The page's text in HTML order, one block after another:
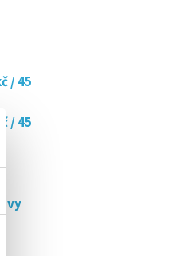
/ 45
/ 45